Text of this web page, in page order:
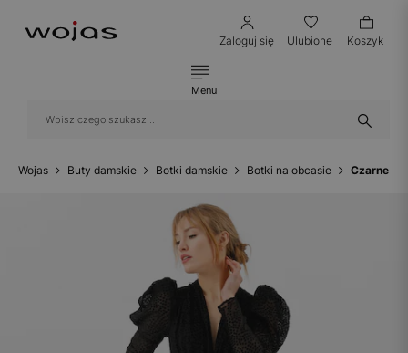
Zaloguj się Ulubione Koszyk
Menu
Wojas Buty damskie Botki damskie Botki na obcasie Czarne